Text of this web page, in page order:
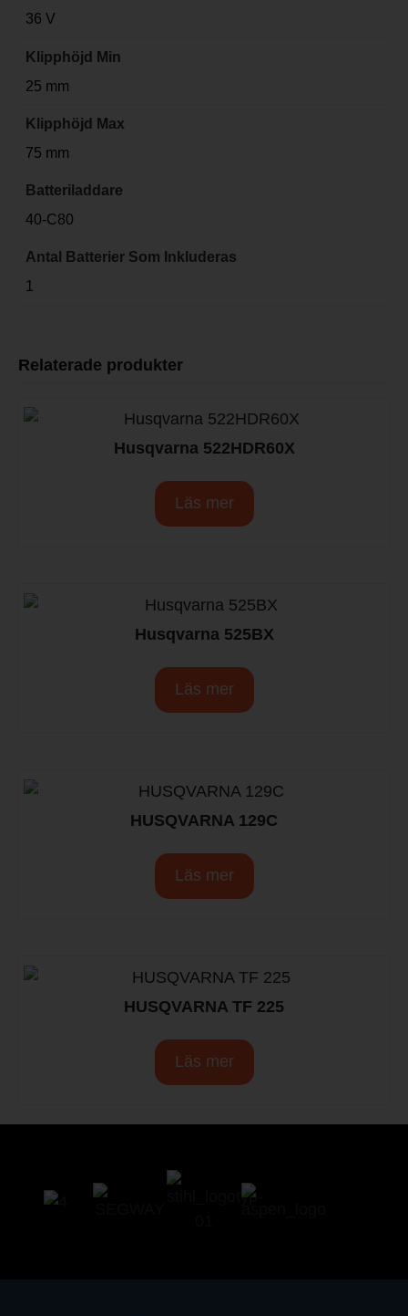
36 V
Klipphöjd Min
25 mm
Klipphöjd Max
75 mm
Batteriladdare
40-C80
Antal Batterier Som Inkluderas
1
Relaterade produkter
Husqvarna 522HDR60X
Läs mer
Husqvarna 525BX
Läs mer
HUSQVARNA 129C
Läs mer
HUSQVARNA TF 225
Läs mer